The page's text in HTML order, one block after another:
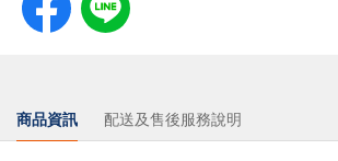
商品資訊 配送及售後服務說明